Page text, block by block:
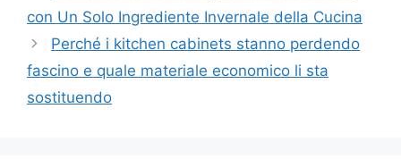
con Un Solo Ingrediente Invernale della Cucina
Perché i kitchen cabinets stanno perdendo
fascino e quale materiale economico li sta
sostituendo